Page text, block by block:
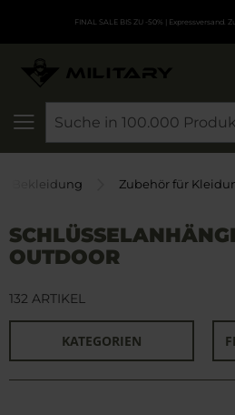
FINAL SALE BIS ZU -50% | Expressversand.
Bekleidung Zubehör für
OUTDOOR
KATEGORIEN
132 ARTIKEL